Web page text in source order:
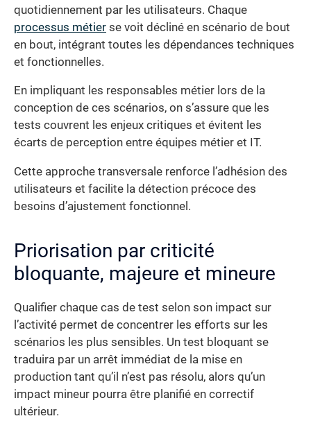
quotidiennement par les utilisateurs. Chaque
processus métier se voit décliné en scénario de bout
en bout, intégrant toutes les dépendances techniques
et fonctionnelles.
En impliquant les responsables métier lors de la
conception de ces scénarios, on s’assure que les
tests couvrent les enjeux critiques et évitent les
écarts de perception entre équipes métier et IT.
Cette approche transversale renforce l’adhésion des
utilisateurs et facilite la détection précoce des
besoins d’ajustement fonctionnel.
Priorisation par criticité
bloquante, majeure et mineure
Qualifier chaque cas de test selon son impact sur
l’activité permet de concentrer les efforts sur les
scénarios les plus sensibles. Un test bloquant se
traduira par un arrêt immédiat de la mise en
production tant qu’il n’est pas résolu, alors qu’un
impact mineur pourra être planifié en correctif
ultérieur.